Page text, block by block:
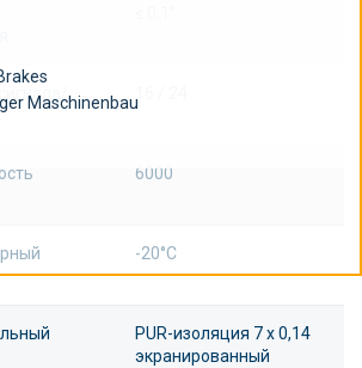
Maschinenbau
6000
-20°C
PUR-изоляция 7 x 0,14
экранированный